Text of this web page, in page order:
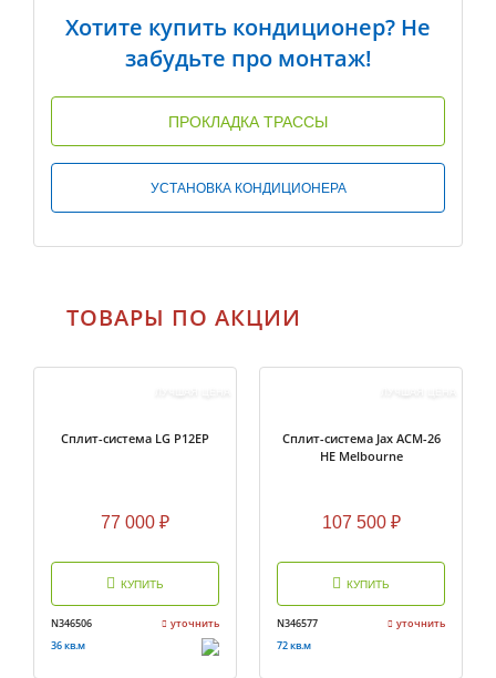
Хотите купить кондиционер? Не
забудьте про монтаж!
ПРОКЛАДКА ТРАССЫ
УСТАНОВКА КОНДИЦИОНЕРА
ТОВАРЫ ПО АКЦИИ
Сплит-система LG P12EP
77 000 ₽
КУПИТЬ
N346506
уточнить
36 кв.м
Сплит-система Jax ACM-26
HE Melbourne
107 500₽
КУПИТЬ
N346577
уточнить
72 кв.м